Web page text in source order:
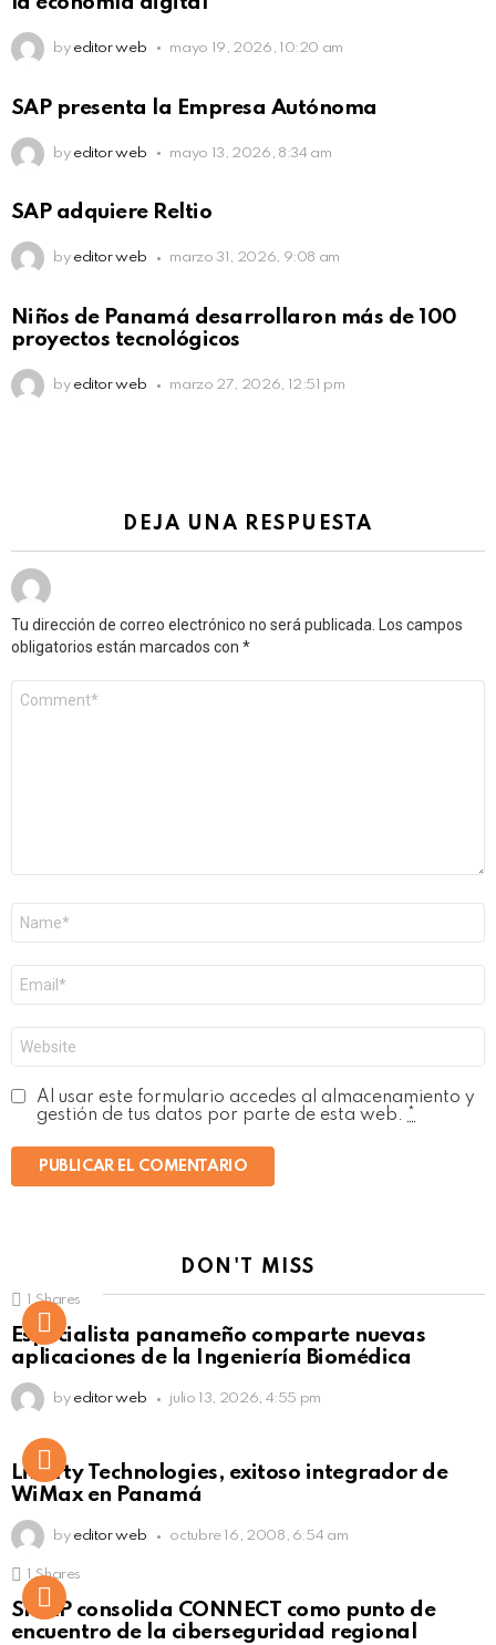
by editor web mayo 19, 2026, 10:20 am
SAP presenta la Empresa Autónoma
by editor web mayo 13, 2026, 8:34 am
SAP adquiere Reltio
by editor web marzo 31, 2026, 9:08 am
Niños de Panamá desarrollaron más de 100
proyectos tecnológicos
by editor web marzo 27, 2026, 12:51 pm
DEJA UNA RESPUESTA
Tu dirección de correo electrónico no será publicada.
Los campos
obligatorios están marcados con *
electrónico
*
Al usar este formulario accedes al almacenamiento y
gestión de tus datos por parte de esta web.
DON'T MISS
Click to view this post
Shares
Especialista panameño comparte nuevas
aplicaciones de la Ingeniería Biomédica
by editor web julio 13, 2026, 4:55 pm
Liberty Technologies, exitoso integrador de
WiMax en Panamá
by editor web octubre 16, 2008, 6:54 am
Click to view this post
Shares
SISAP consolida CONNECT como punto de
encuentro de la ciberseguridad regional